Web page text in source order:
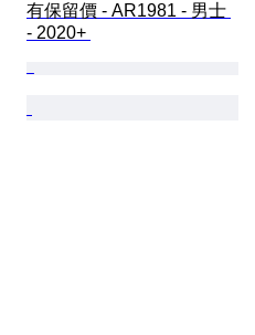
有保留價 - AR1981 - 男士
- 2020+